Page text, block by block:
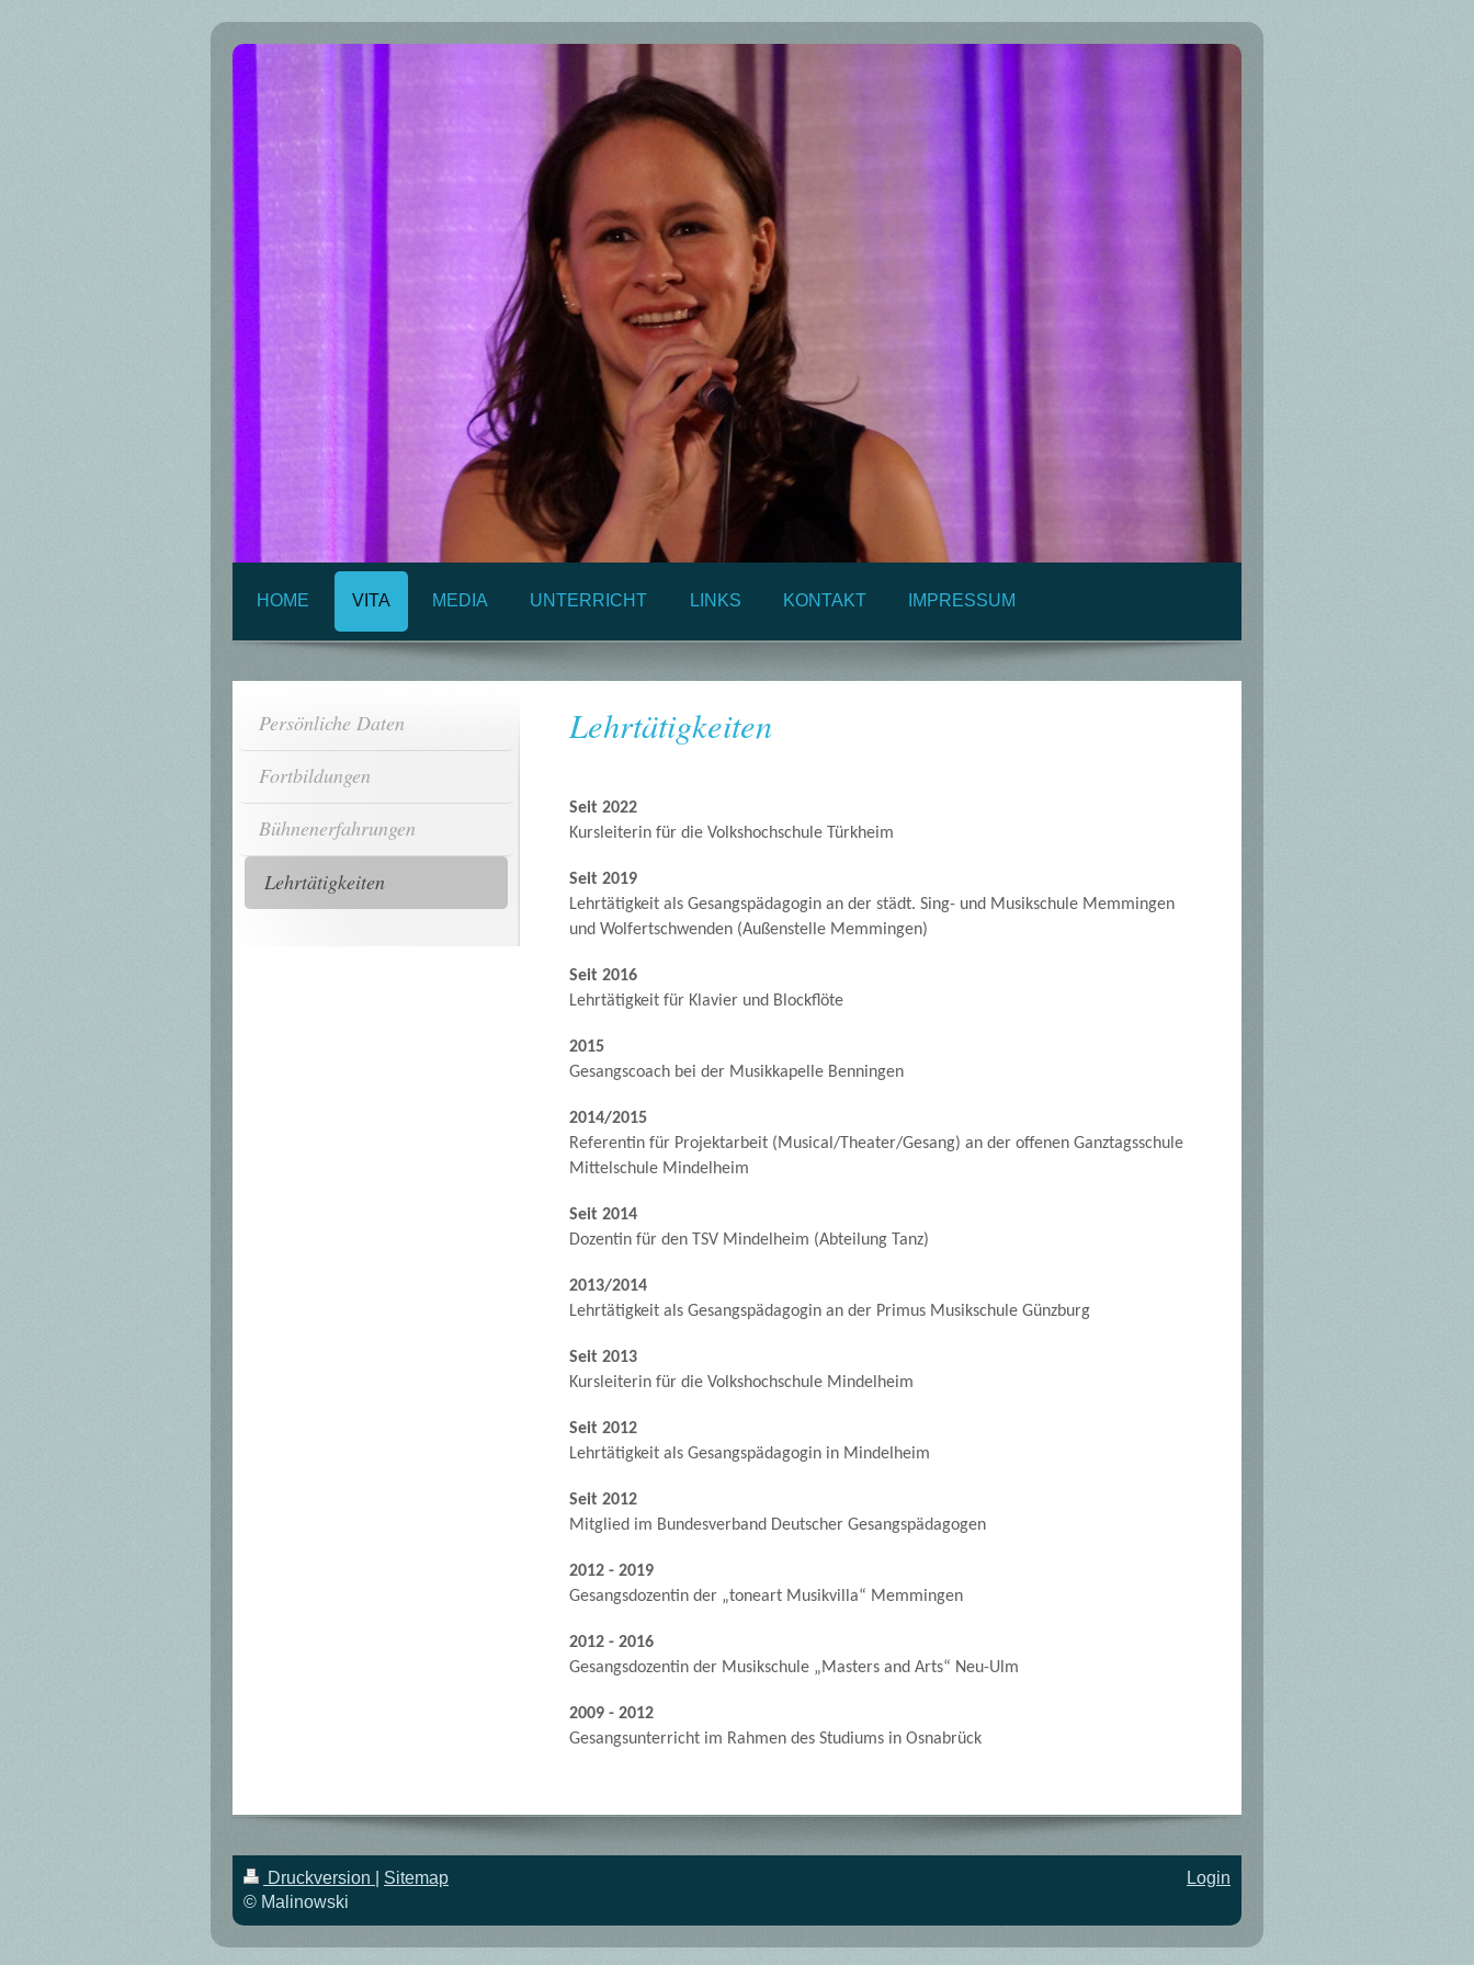
HOME VITA MEDIA UNTERRICHT LINKS KONTAKT IMPRESSUM
Lehrtätigkeiten
Seit 2022
Kursleiterin für die Volkshochschule Türkheim
Seit 2019
Lehrtätigkeit als Gesangspädagogin an der städt. Sing- und Musikschule Memmingen
und Wolfertschwenden (Außenstelle Memmingen)
Seit 2016
Lehrtätigkeit für Klavier und Blockflöte
2015
Gesangscoach bei der Musikkapelle Benningen
2014/2015
Referentin für Projektarbeit (Musical/Theater/Gesang) an der offenen Ganztagsschule
Mittelschule Mindelheim
Seit 2014
Dozentin für den TSV Mindelheim (Abteilung Tanz)
2013/2014
Lehrtätigkeit als Gesangspädagogin an der Primus Musikschule Günzburg
Seit 2013
Kursleiterin für die Volkshochschule Mindelheim
Seit 2012
Lehrtätigkeit als Gesangspädagogin in Mindelheim
Seit 2012
Mitglied im Bundesverband Deutscher Gesangspädagogen
2012 - 2019
Gesangsdozentin der „toneart Musikvilla“ Memmingen
2012 - 2016
Gesangsdozentin der Musikschule „Masters and Arts“ Neu-Ulm
2009 - 2012
Gesangsunterricht im Rahmen des Studiums in Osnabrück
Persönliche Daten
Fortbildungen
Bühnenerfahrungen
Lehrtätigkeiten
Druckversion
Sitemap
© Malinowski
Login